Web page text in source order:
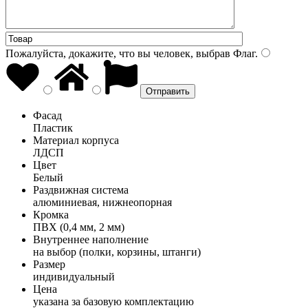
Пожалуйста, докажите, что вы человек, выбрав Флаг.
Фасад
Пластик
Материал корпуса
ЛДСП
Цвет
Белый
Раздвижная система
алюминиевая, нижнеопорная
Кромка
ПВХ (0,4 мм, 2 мм)
Внутреннее наполнение
на выбор (полки, корзины, штанги)
Размер
индивидуальный
Цена
указана за базовую комплектацию